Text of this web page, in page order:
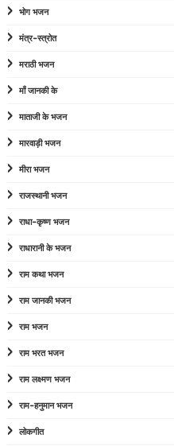
भोग भजन
मंत्र-स्त्रोत
मराठी भजन
माँ जानकी के
माताजी के भजन
मारवाड़ी भजन
मीरा भजन
राजस्थानी भजन
राधा-कृष्ण भजन
राधारानी के भजन
राम कथा भजन
राम जानकी भजन
राम भजन
राम भरत भजन
राम लक्ष्मण भजन
राम-हनुमान भजन
लोकगीत